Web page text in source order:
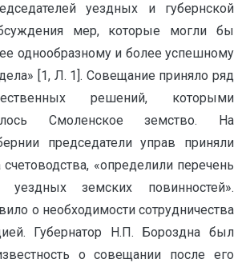
уездных и губернской
мер, которые могли бы
однообразному и более успешному
[1, Л. 1]. Совещание приняло ряд
решений, которыми
Смоленское земство. На
председатели управ приняли
«определили перечень
уездных земских повинностей».
о необходимости сотрудничества
Губернатор Н.П. Бороздна был
о совещании после его